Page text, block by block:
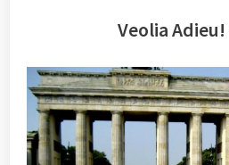
Veolia Adieu!